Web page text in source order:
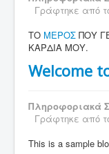
Γράφτηκε από
ΤΟ ΜΕΡΟΣ ΠΟΥ
ΚΑΡΔΙΑ ΜΟΥ.
Welcome
Πληροφοριακά
Γράφτηκε από
This is a sample